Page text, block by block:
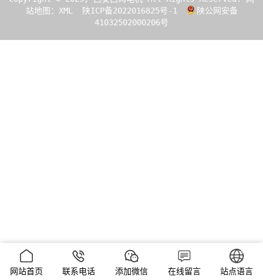
站地图：XML
陕ICP备2022016825号-1
陕公网安备
41032502000206号
网站首页 联系电话 添加微信 在线留言 站点语言